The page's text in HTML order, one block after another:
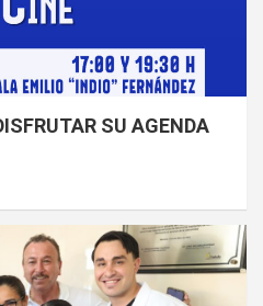
SU AGENDA